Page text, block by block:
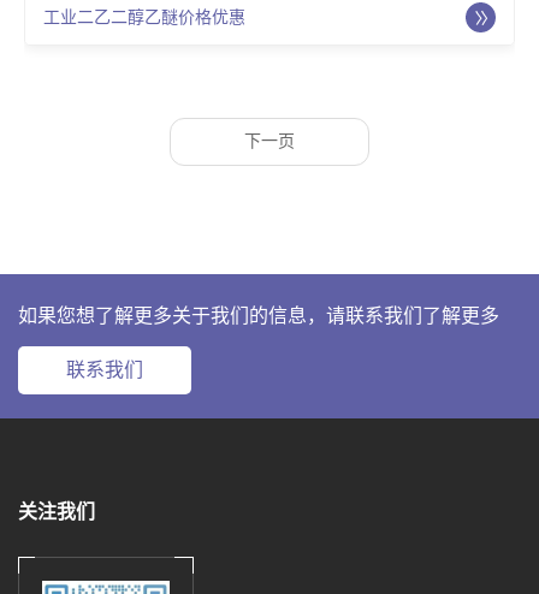
工业二乙二醇乙醚价格优惠
下一页
如果您想了解更多关于我们的信息，请联系我们了解更多
联系我们
关注我们